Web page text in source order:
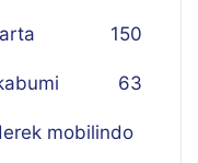
150
63
mobilindo